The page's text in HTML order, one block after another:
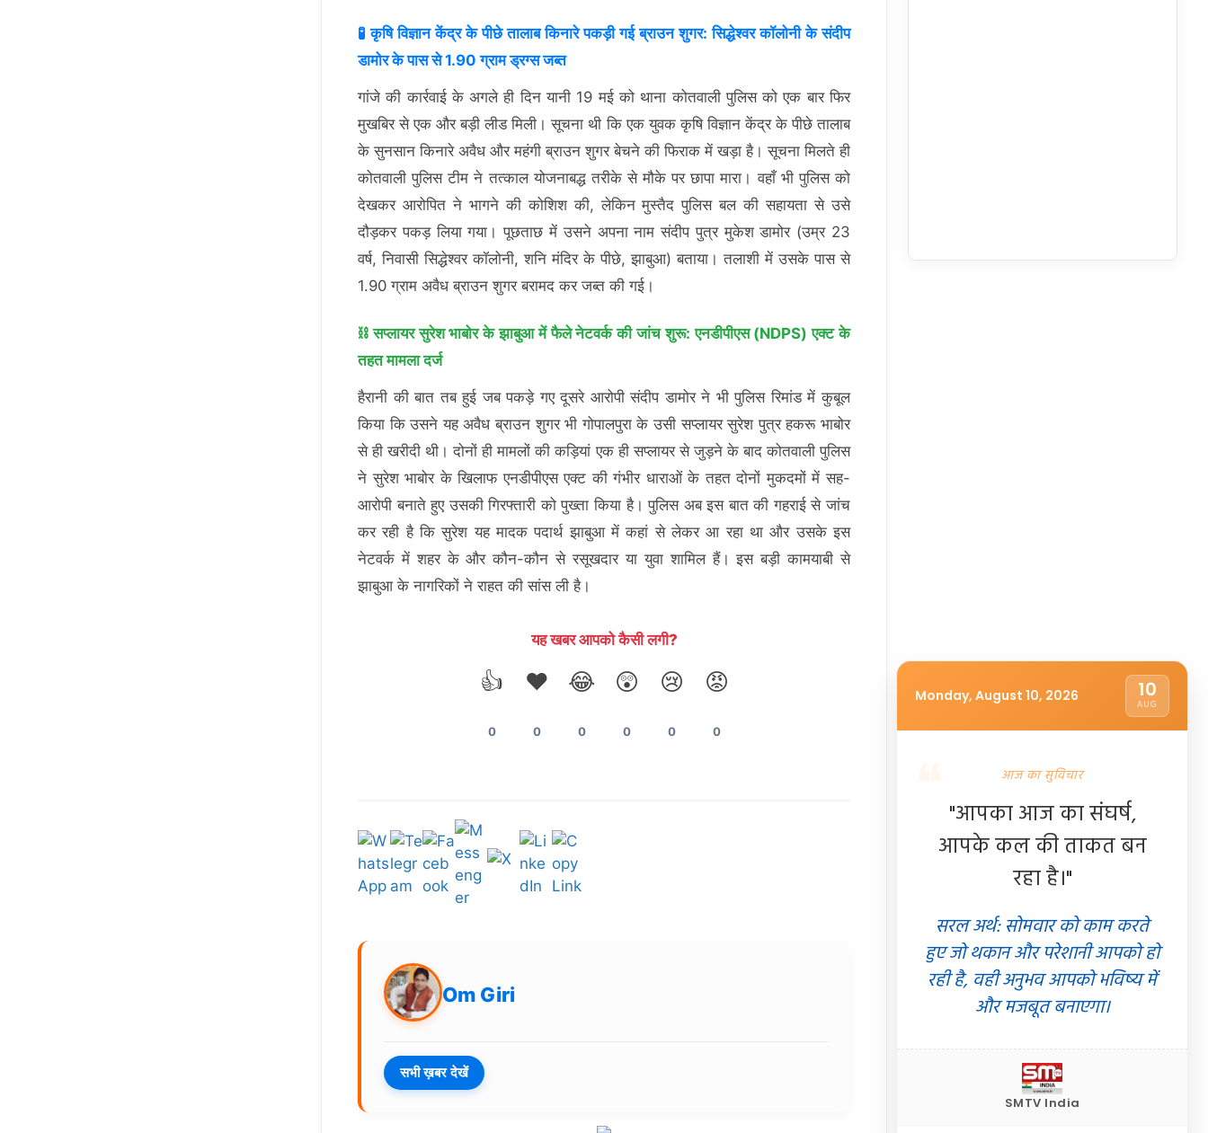
🧪 कृषि विज्ञान केंद्र के पीछे तालाब किनारे पकड़ी गई ब्राउन शुगर: सिद्धेश्वर कॉलोनी के संदीप
डामोर के पास से 1.90 ग्राम ड्रग्स जब्त
गांजे की कार्रवाई के अगले ही दिन यानी 19 मई को थाना कोतवाली पुलिस को एक बार फिर
मुखबिर से एक और बड़ी लीड मिली। सूचना थी कि एक युवक कृषि विज्ञान केंद्र के पीछे तालाब
के सुनसान किनारे अवैध और महंगी ब्राउन शुगर बेचने की फिराक में खड़ा है। सूचना मिलते ही
कोतवाली पुलिस टीम ने तत्काल योजनाबद्ध तरीके से मौके पर छापा मारा। वहाँ भी पुलिस को
देखकर आरोपित ने भागने की कोशिश की, लेकिन मुस्तैद पुलिस बल की सहायता से उसे
दौड़कर पकड़ लिया गया। पूछताछ में उसने अपना नाम संदीप पुत्र मुकेश डामोर (उम्र 23
वर्ष, निवासी सिद्धेश्वर कॉलोनी, शनि मंदिर के पीछे, झाबुआ) बताया। तलाशी में उसके पास से
1.90 ग्राम अवैध ब्राउन शुगर बरामद कर जब्त की गई।
⛓️ सप्लायर सुरेश भाबोर के झाबुआ में फैले नेटवर्क की जांच शुरू: एनडीपीएस (NDPS) एक्ट के
तहत मामला दर्ज
हैरानी की बात तब हुई जब पकड़े गए दूसरे आरोपी संदीप डामोर ने भी पुलिस रिमांड में कुबूल
किया कि उसने यह अवैध ब्राउन शुगर भी गोपालपुरा के उसी सप्लायर सुरेश पुत्र हकरू भाबोर
से ही खरीदी थी। दोनों ही मामलों की कड़ियां एक ही सप्लायर से जुड़ने के बाद कोतवाली पुलिस
ने सुरेश भाबोर के खिलाफ एनडीपीएस एक्ट की गंभीर धाराओं के तहत दोनों मुकदमों में सह-
आरोपी बनाते हुए उसकी गिरफ्तारी को पुख्ता किया है। पुलिस अब इस बात की गहराई से जांच
कर रही है कि सुरेश यह मादक पदार्थ झाबुआ में कहां से लेकर आ रहा था और उसके इस
नेटवर्क में शहर के और कौन-कौन से रसूखदार या युवा शामिल हैं। इस बड़ी कामयाबी से
झाबुआ के नागरिकों ने राहत की सांस ली है।
यह खबर आपको कैसी लगी?
👍
0
❤️
0
😂
0
😲
0
😢
0
😡
0
Om Giri
सभी ख़बर देखें
Monday, August 10, 2026 10
AUG
आज का सुविचार
"आपका आज का संघर्ष,
आपके कल की ताकत बन
रहा है।"
सरल अर्थ: सोमवार को काम करते
हुए जो थकान और परेशानी आपको हो
रही है, वही अनुभव आपको भविष्य में
और मजबूत बनाएगा।
SMTV India